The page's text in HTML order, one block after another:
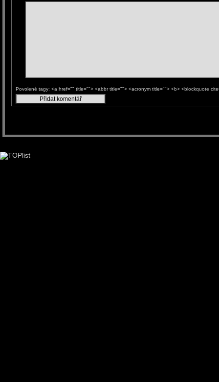
Povolené tagy: <a href="" title=""> <abbr title=""> <acronym title=""> <b> <blockquote